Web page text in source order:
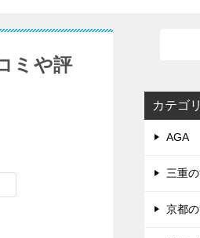
ミや評
カテゴ
AGA
三重
京都